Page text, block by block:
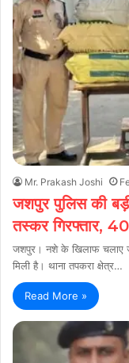
Mr. Prakash Joshi
जशपुर पुलिस की
तस्कर गिरफ्तार,
जशपुर। नशे के खिलाफ चलाए
मिली है। थाना तपकरा क्षेत्र…
Read More »